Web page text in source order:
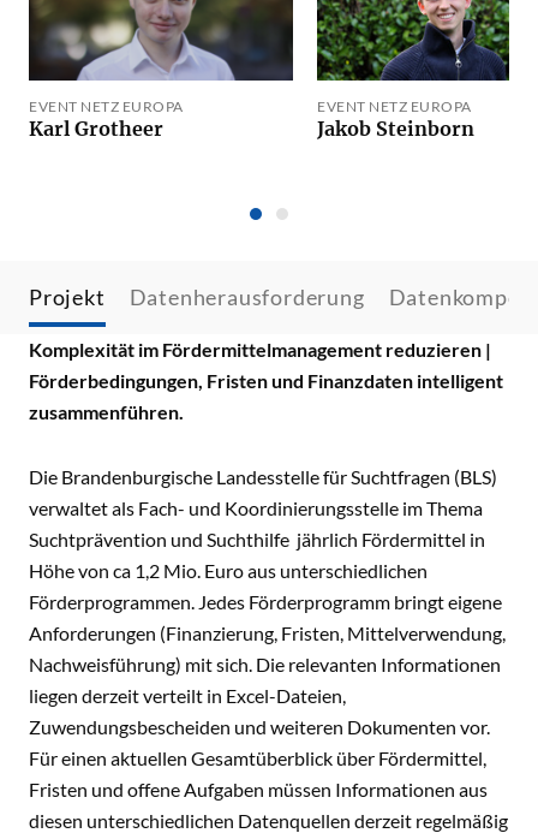
EVENT NETZ EUROPA
Karl Grotheer
EVENT NETZ EUROPA
Jakob Steinborn
Projekt Datenherausforderung
Komplexität im Fördermittelmanagement reduzieren |
Förderbedingungen, Fristen und Finanzdaten intelligent
zusammenführen.
Die Brandenburgische Landesstelle für Suchtfragen (BLS)
verwaltet als Fach- und Koordinierungsstelle im Thema
Suchtprävention und Suchthilfe jährlich Fördermittel in
Höhe von ca 1,2 Mio. Euro aus unterschiedlichen
Förderprogrammen. Jedes Förderprogramm bringt eigene
Anforderungen (Finanzierung, Fristen, Mittelverwendung,
Nachweisführung) mit sich. Die relevanten Informationen
liegen derzeit verteilt in Excel-Dateien,
Zuwendungsbescheiden und weiteren Dokumenten vor.
Für einen aktuellen Gesamtüberblick über Fördermittel,
Fristen und offene Aufgaben müssen Informationen aus
diesen unterschiedlichen Datenquellen derzeit regelmäßig